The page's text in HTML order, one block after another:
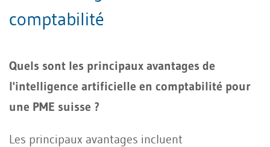
comptabilité
Quels sont les principaux avantages de
l'intelligence artificielle en comptabilité pour
une PME suisse ?
Les principaux avantages incluent